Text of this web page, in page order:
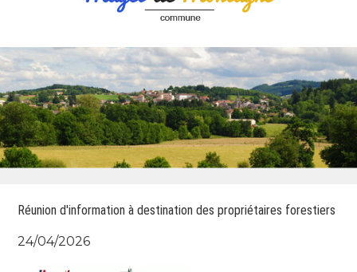
Réunion d'information à destination des propriétaires forestiers
24/04/2026